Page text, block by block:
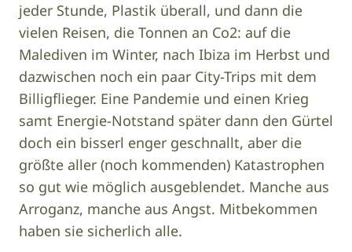
jeder Stunde, Plastik überall, und dann die
vielen Reisen, die Tonnen an Co2: auf die
Malediven im Winter, nach Ibiza im Herbst und
dazwischen noch ein paar City-Trips mit dem
Billigflieger. Eine Pandemie und einen Krieg
samt Energie-Notstand später dann den Gürtel
doch ein bisserl enger geschnallt, aber die
größte aller (noch kommenden) Katastrophen
so gut wie möglich ausgeblendet. Manche aus
Arroganz, manche aus Angst. Mitbekommen
haben sie sicherlich alle.